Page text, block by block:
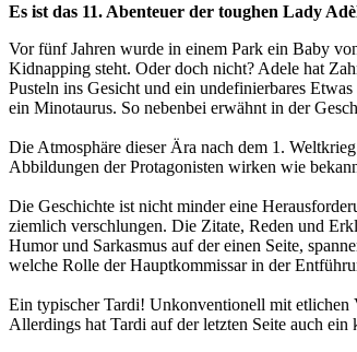
Es ist das 11. Abenteuer der toughen Lady
Vor fünf Jahren wurde in einem Park ein Baby
Kidnapping steht. Oder doch nicht? Adele hat
Pusteln ins Gesicht und ein undefinierbares
ein Minotaurus. So nebenbei erwähnt in der
Die Atmosphäre dieser Ära nach dem 1.
Abbildungen der Protagonisten wirken wie
Die Geschichte ist nicht minder eine
ziemlich verschlungen. Die Zitate, Reden und
Humor und Sarkasmus auf der einen Seite,
welche Rolle der Hauptkommissar in der
Ein typischer Tardi! Unkonventionell mit etlichen
Allerdings hat Tardi auf der letzten Seite auch